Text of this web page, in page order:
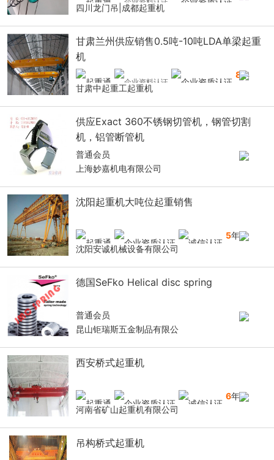
四川龙门吊|成都起重机
甘肃兰州供应销售0.5吨-10吨LDA单梁起重
机
8年
甘肃中起重工起重机
供应Exact 360不锈钢切管机，钢管切割
机，铝管断管机
普通会员
上海妙嘉机电有限公司
沈阳起重机大吨位起重销售
5年
沈阳安诚机械设备有限公司
德国SeFko Helical disc spring
普通会员
昆山钜瑞斯五金制品有限公
西安桥式起重机
6年
河南省矿山起重机有限公司
吊构桥式起重机